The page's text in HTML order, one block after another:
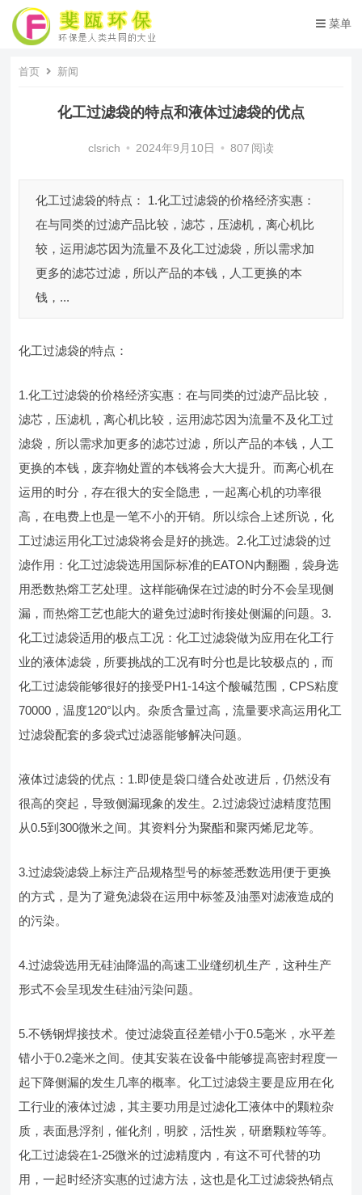
菜单
首页 新闻
化工过滤袋的特点和液体过滤袋的优点
clsrich • 2024年9月10日 • 807 阅读
化工过滤袋的特点： 1.化工过滤袋的价格经济实惠：
在与同类的过滤产品比较，滤芯，压滤机，离心机比
较，运用滤芯因为流量不及化工过滤袋，所以需求加
更多的滤芯过滤，所以产品的本钱，人工更换的本
钱，...
化工过滤袋的特点：
1.化工过滤袋的价格经济实惠：在与同类的过滤产品比较，
滤芯，压滤机，离心机比较，运用滤芯因为流量不及化工过
滤袋，所以需求加更多的滤芯过滤，所以产品的本钱，人工
更换的本钱，废弃物处置的本钱将会大大提升。而离心机在
运用的时分，存在很大的安全隐患，一起离心机的功率很
高，在电费上也是一笔不小的开销。所以综合上述所说，化
工过滤运用化工过滤袋将会是好的挑选。2.化工过滤袋的过
滤作用：化工过滤袋选用国际标准的EATON内翻圈，袋身选
用悉数热熔工艺处理。这样能确保在过滤的时分不会呈现侧
漏，而热熔工艺也能大的避免过滤时衔接处侧漏的问题。3.
化工过滤袋适用的极点工况：化工过滤袋做为应用在化工行
业的液体滤袋，所要挑战的工况有时分也是比较极点的，而
化工过滤袋能够很好的接受PH1-14这个酸碱范围，CPS粘度
70000，温度120°以内。杂质含量过高，流量要求高运用化工
过滤袋配套的多袋式过滤器能够解决问题。
液体过滤袋的优点：1.即使是袋口缝合处改进后，仍然没有
很高的突起，导致侧漏现象的发生。2.过滤袋过滤精度范围
从0.5到300微米之间。其资料分为聚酯和聚丙烯尼龙等。
3.过滤袋滤袋上标注产品规格型号的标签悉数选用便于更换
的方式，是为了避免滤袋在运用中标签及油墨对滤液造成的
的污染。
4.过滤袋选用无硅油降温的高速工业缝纫机生产，这种生产
形式不会呈现发生硅油污染问题。
5.不锈钢焊接技术。使过滤袋直径差错小于0.5毫米，水平差
错小于0.2毫米之间。使其安装在设备中能够提高密封程度一
起下降侧漏的发生几率的概率。化工过滤袋主要是应用在化
工行业的液体过滤，其主要功用是过滤化工液体中的颗粒杂
质，表面悬浮剂，催化剂，明胶，活性炭，研磨颗粒等等。
化工过滤袋在1-25微米的过滤精度内，有这不可代替的功
用，一起时经济实惠的过滤方法，这也是化工过滤袋热销点